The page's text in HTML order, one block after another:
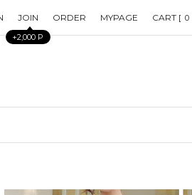
JOIN
+2,000 P
ORDER MYPAGE CART [ 0